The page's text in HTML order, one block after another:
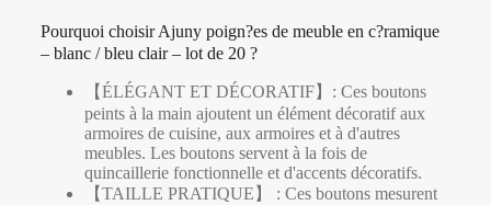
Pourquoi choisir Ajuny poign?es de meuble en c?ramique
– blanc / bleu clair – lot de 20 ?
【ÉLÉGANT ET DÉCORATIF】: Ces boutons
peints à la main ajoutent un élément décoratif aux
armoires de cuisine, aux armoires et à d'autres
meubles. Les boutons servent à la fois de
quincaillerie fonctionnelle et d'accents décoratifs.
【TAILLE PRATIQUE】 : Ces boutons mesurent